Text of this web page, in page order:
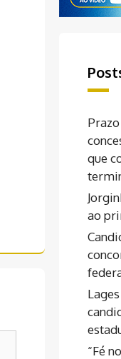
que
ao
“Fé